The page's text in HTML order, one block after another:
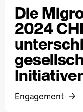
Die
2024
Engagement